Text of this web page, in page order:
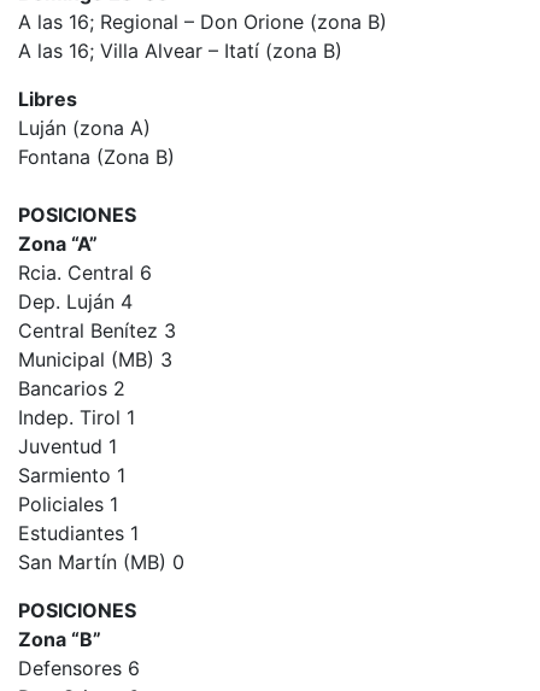
A las 16; Regional – Don Orione (zona B)
A las 16; Villa Alvear – Itatí (zona B)
Libres
Luján (zona A)
Fontana (Zona B)
POSICIONES
Zona “A”
Rcia. Central 6
Dep. Luján 4
Central Benítez 3
Municipal (MB) 3
Bancarios 2
Indep. Tirol 1
Juventud 1
Sarmiento 1
Policiales 1
Estudiantes 1
San Martín (MB) 0
POSICIONES
Zona “B”
Defensores 6